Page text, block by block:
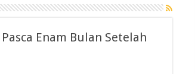
Enam Bulan Setelah